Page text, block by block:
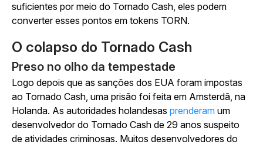
suficientes por meio do Tornado Cash, eles podem
converter esses pontos em tokens TORN.
O colapso do Tornado Cash
Preso no olho da tempestade
Logo depois que as sanções dos EUA foram impostas
ao Tornado Cash, uma prisão foi feita em Amsterdã, na
Holanda. As autoridades holandesas prenderam um
desenvolvedor do Tornado Cash de 29 anos suspeito
de atividades criminosas. Muitos desenvolvedores do